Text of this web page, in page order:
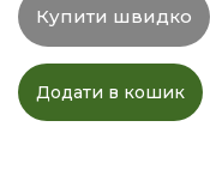
Купити швидко
Додати в кошик